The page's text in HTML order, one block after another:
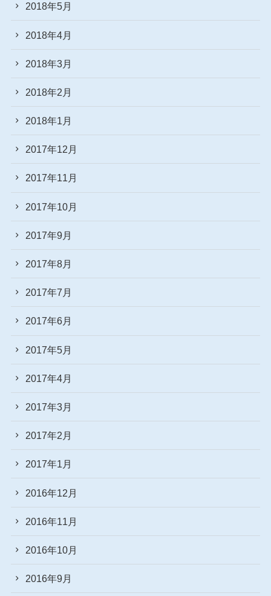
2018年5月
2018年4月
2018年3月
2018年2月
2018年1月
2017年12月
2017年11月
2017年10月
2017年9月
2017年8月
2017年7月
2017年6月
2017年5月
2017年4月
2017年3月
2017年2月
2017年1月
2016年12月
2016年11月
2016年10月
2016年9月